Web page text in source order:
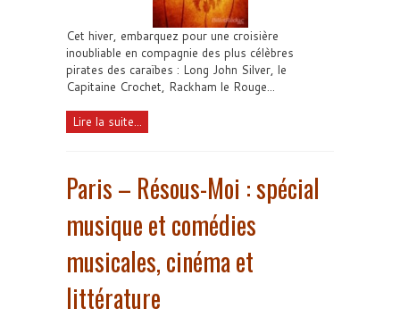
Cet hiver, embarquez pour une croisière
inoubliable en compagnie des plus célèbres
pirates des caraïbes : Long John Silver, le
Capitaine Crochet, Rackham le Rouge...
Lire la suite...
Paris – Résous-Moi : spécial
musique et comédies
musicales, cinéma et
littérature